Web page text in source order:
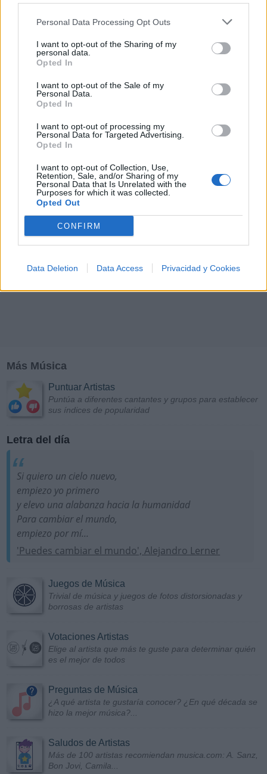
Personal Data Processing Opt Outs
I want to opt-out of the Sharing of my
personal data.
Opted In
I want to opt-out of the Sale of my
Personal Data.
Opted In
I want to opt-out of processing my
Personal Data for Targeted Advertising.
Opted In
I want to opt-out of Collection, Use,
Retention, Sale, and/or Sharing of my
Personal Data that Is Unrelated with the
Purposes for which it was collected.
Opted Out
CONFIRM
Data Deletion Data Access Privacidad y Cookies
al firmamento y siente la gravedad cero. 💾 ¡Guarda
esta colección para tu próxima noche estrellada!
B C D K
Z #
Más Música
Puntuar Artistas
Puntúa a diferentes cantantes y grupos para establecer
sus índices de popularidad
Letra del día
Si quiero un cielo nuevo,
empiezo yo primero
y elevo una alabanza hacia la humanidad
Para cambiar el mundo,
empiezo por mí...
'Puedes cambiar el mundo', Alejandro Lerner
Juegos de Música
Trivial de música y juegos de fotos distorsionadas y
borrosas de artistas
Votaciones Artistas
Elige al artista que más te guste para determinar quién
es el mejor de todos
Preguntas de Música
¿A qué artista te gustaría conocer? ¿En qué década se
hizo la mejor música?...
Saludos de Artistas
Más de 100 artistas recomiendan musica.com: A. Sanz,
Bon Jovi, Camila...